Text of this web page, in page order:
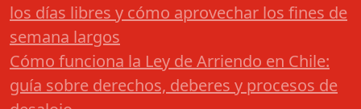
los días libres y cómo aprovechar los fines de
semana largos
Cómo funciona la Ley de Arriendo en Chile:
guía sobre derechos, deberes y procesos de